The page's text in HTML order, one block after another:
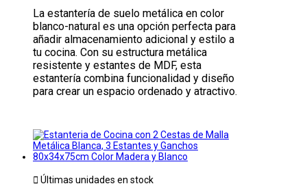
La estantería de suelo metálica en color
blanco-natural es una opción perfecta para
añadir almacenamiento adicional y estilo a
tu cocina. Con su estructura metálica
resistente y estantes de MDF, esta
estantería combina funcionalidad y diseño
para crear un espacio ordenado y atractivo.
 Últimas unidades en stock